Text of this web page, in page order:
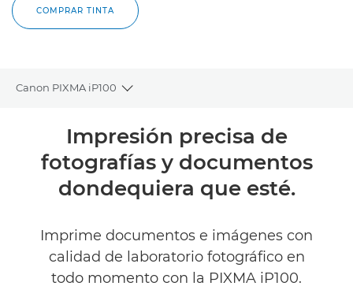
COMPRAR TINTA
Canon PIXMA iP100
Toggle breadcrumbs
Descripción general
Especificaciones
Asistencia
Impresión precisa de
fotografías y documentos
dondequiera que esté.
Imprime documentos e imágenes con
calidad de laboratorio fotográfico en
todo momento con la PIXMA iP100.